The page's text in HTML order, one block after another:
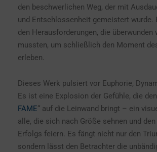
den beschwerlichen Weg, der mit
und Entschlossenheit gemeistert wurde.
den Herausforderungen, die überwunden
mussten, um schließlich den Moment
erleben.
Dieses Werk pulsiert vor Euphorie,
Es ist eine Explosion der Gefühle, die den
FAME“ auf die Leinwand bringt – ein
alle, die sich nach Größe sehnen und den
Erfolgs feiern. Es fängt nicht nur den
sondern lässt den Betrachter die